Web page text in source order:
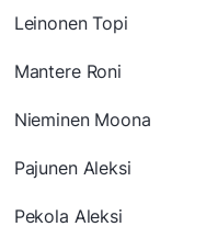
Leinonen Topi
Mantere Roni
Nieminen Moona
Pajunen Aleksi
Pekola Aleksi